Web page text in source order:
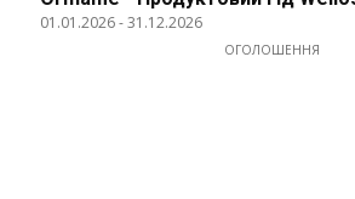
01.01.2026-31.12.2026
ОГОЛОШЕННЯ